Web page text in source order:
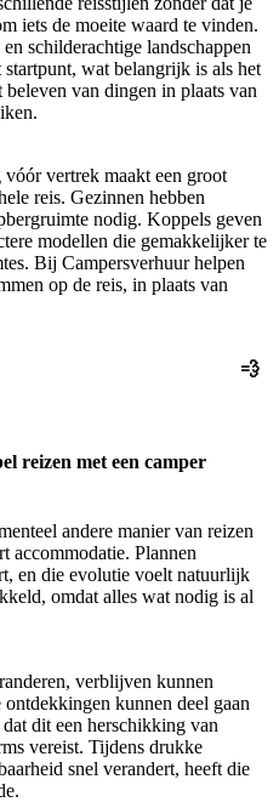
iets de moeite waard te vinden.
schilderachtige landschappen
wat belangrijk is als het
beleven van dingen in plaats van
vertrek maakt een groot
reis. Gezinnen hebben
nodig. Koppels geven
modellen die gemakkelijker te
Bij Campersverhuur helpen
op de reis, in plaats van
💨
reizen met een camper
andere manier van reizen
accommodatie. Plannen
en die evolutie voelt natuurlijk
omdat alles wat nodig is al
verblijven kunnen
kunnen deel gaan
dit een herschikking van
vereist. Tijdens drukke
snel verandert, heeft die